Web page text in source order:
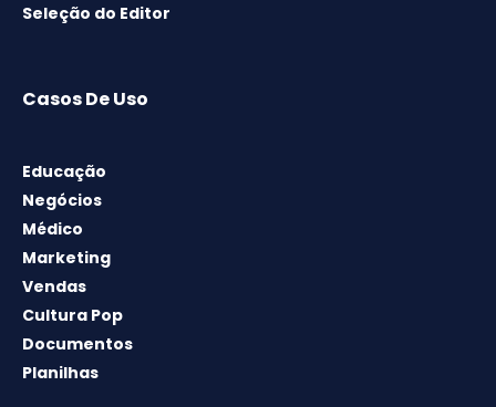
Seleção do Editor
Casos De Uso
Educação
Negócios
Médico
Marketing
Vendas
Cultura Pop
Documentos
Planilhas